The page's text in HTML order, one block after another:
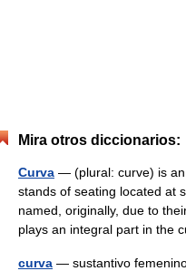
Mira otros diccionarios:
Curva — (plural: curve) is
stands of seating located at
named, originally, due to
plays an integral part in
curva — sustantivo